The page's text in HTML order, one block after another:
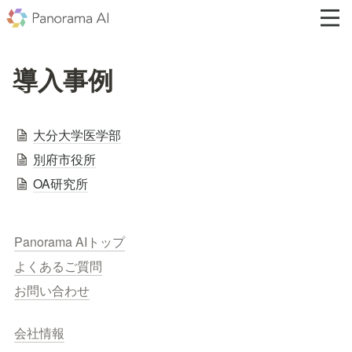
導入事例
大分大学医学部
別府市役所
OA研究所
Panorama AIトップ
よくあるご質問
お問い合わせ
会社情報